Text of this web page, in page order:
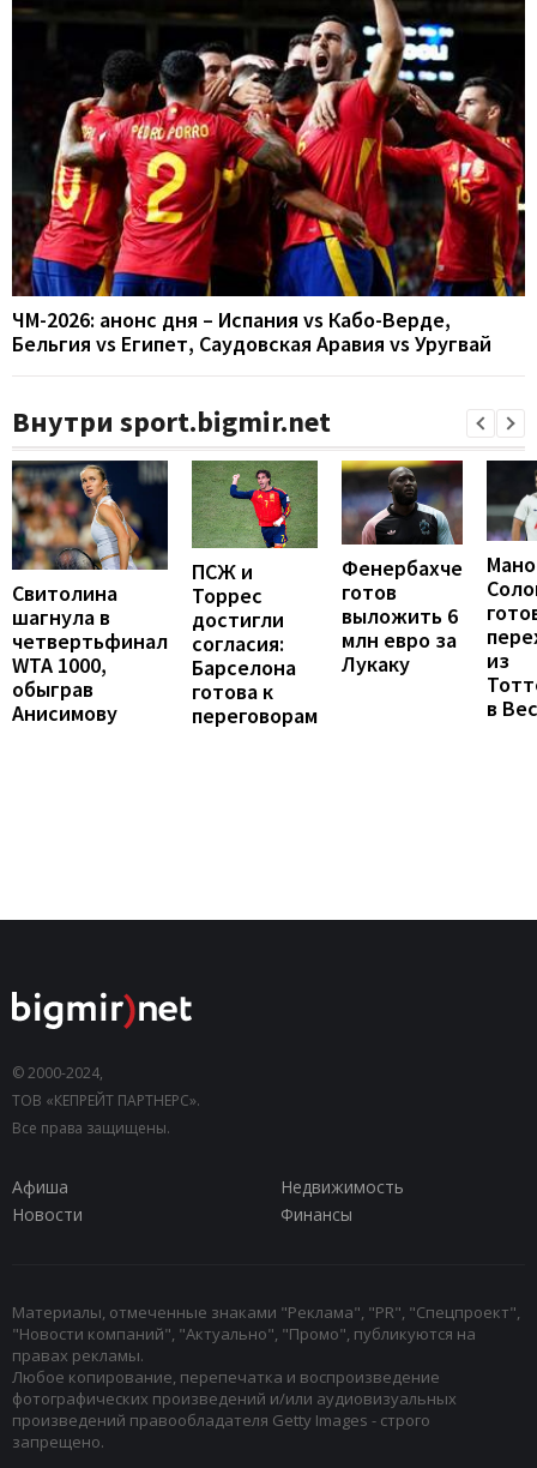
ЧМ-2026: анонс дня – Испания vs Кабо-Верде,
Бельгия vs Египет, Саудовская Аравия vs Уругвай
Внутри sport.bigmir.net
Свитолина
шагнула в
четвертьфинал
WTA 1000,
обыграв
Анисимову
ПСЖ и
Торрес
достигли
согласия:
Барселона
готова к
переговорам
Фенербахче
готов
выложить 6
млн евро за
Лукаку
из
в
© 2000-2024,
ТОВ «КЕПРЕЙТ ПАРТНЕРС».
Все права защищены.
Афиша
Недвижимость
Новости
Финансы
Материалы, отмеченные знаками "Реклама", "PR", "Спецпроект",
"Новости компаний", "Актуально", "Промо", публикуются на
правах рекламы.
Любое копирование, перепечатка и воспроизведение
фотографических произведений и/или аудиовизуальных
произведений правообладателя Getty Images - строго
запрещено.